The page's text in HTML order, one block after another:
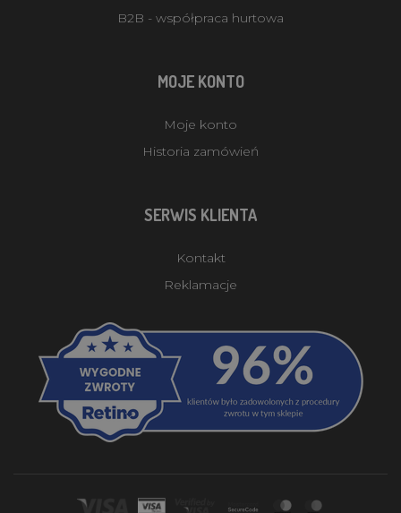
B2B - współpraca hurtowa
MOJE KONTO
Moje konto
Historia zamówień
SERWIS KLIENTA
Kontakt
Reklamacje